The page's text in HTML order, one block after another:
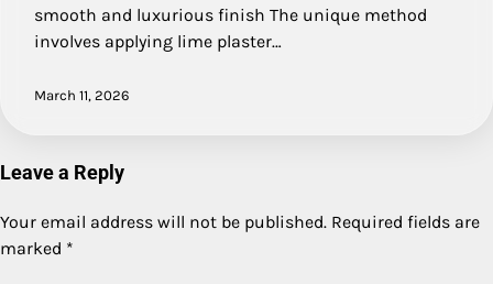
smooth and luxurious finish The unique method
involves applying lime plaster…
March 11, 2026
Leave a Reply
Your email address will not be published. Required fields are
marked *